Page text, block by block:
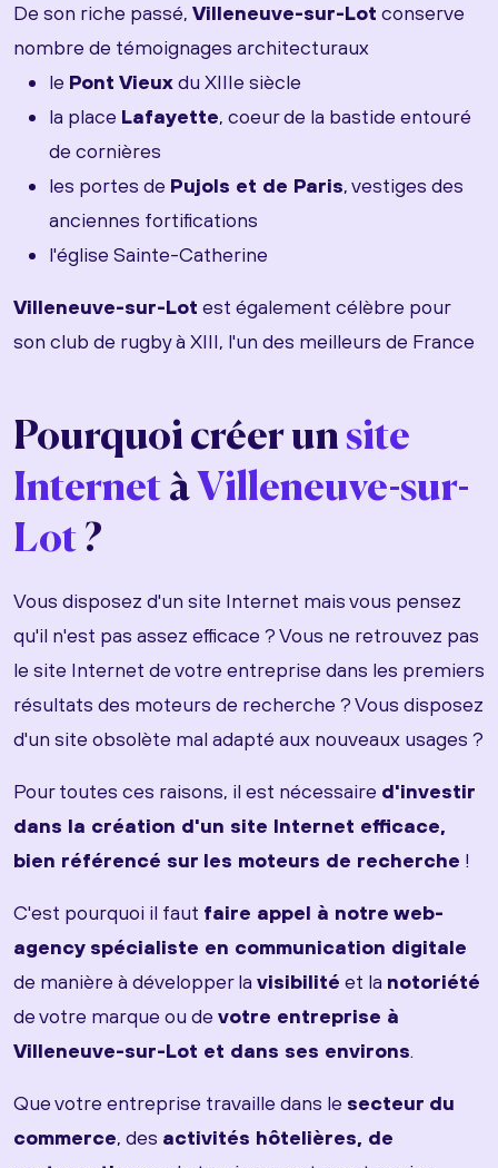
De son riche passé, Villeneuve-sur-Lot conserve
nombre de témoignages architecturaux
le Pont Vieuxdu XIIIe siècle
la place Lafayette, coeur de la bastide entouré
de cornières
les portes de Pujols et de Paris, vestiges des
anciennes fortifications
l'église Sainte-Catherine
Villeneuve-sur-Lot est également célèbre pour
son club de rugby à XIII, l'un des meilleurs de France
Pourquoi créer unsite
Internet à Villeneuve-sur-
Lot ?
Vous disposez d'un site Internet mais vous pensez
qu'il n'est pas assez efficace ? Vous ne retrouvez pas
le site Internet de votre entreprise dans les premiers
résultats des moteurs de recherche ? Vous disposez
d'un site obsolète mal adapté aux nouveaux usages ?
Pour toutes ces raisons, il est nécessaire d'investir
dans la création d'un site Internet efficace,
bien référencé sur les moteurs de recherche !
C'est pourquoi il faut faire appel à notre web-
agency spécialiste en communication digitale
de manière à développer la visibilité et la notoriété
de votre marque ou de votre entreprise à
Villeneuve-sur-Lot et dans ses environs.
Que votre entreprise travaille dans le secteur du
commerce, des activités hôtelières, de